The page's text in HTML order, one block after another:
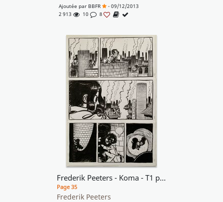
Ajoutée par BBFR
- 09/12/2013
2 913
10 8
Frederik Peeters - Koma - T1 p35
Page 35
Frederik Peeters